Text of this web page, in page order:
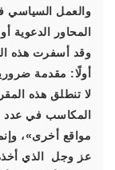
والعمل السياسي
المحاور الدعوية
وقد أسفرت هذه
أولًا: مقدمة
لا تنطلق هذه
المكاسب في عدد
مواقع أخرى»،
عز وجل الذي أخذه